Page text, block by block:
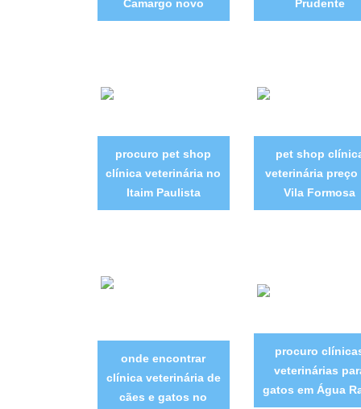
Camargo novo
Prudente
procuro pet shop
clínica veterinária no
Itaim Paulista
pet shop
veterinária preço
Vila Formosa
onde encontrar
clínica veterinária de
cães e gatos no
procuro
veterinárias
gatos em Água